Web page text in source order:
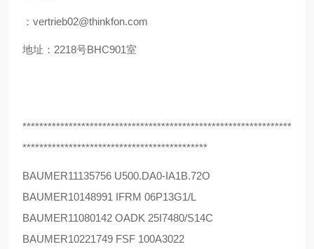
：vertrieb02@thinkfon.com
地址：2218号BHC901室
****************************************************************
********************************************
BAUMER11135756 U500.DA0-IA1B.72O
BAUMER10148991 IFRM 06P13G1/L
BAUMER11080142 OADK 25I7480/S14C
BAUMER10221749 FSF 100A3022